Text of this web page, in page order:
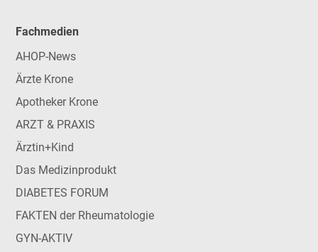
Fachmedien
AHOP-News
Ärzte Krone
Apotheker Krone
ARZT & PRAXIS
Ärztin+Kind
Das Medizinprodukt
DIABETES FORUM
FAKTEN der Rheumatologie
GYN-AKTIV